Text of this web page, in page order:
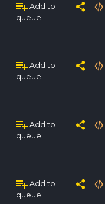
Add to
queue
Add to
queue
Add to
queue
Add to
queue